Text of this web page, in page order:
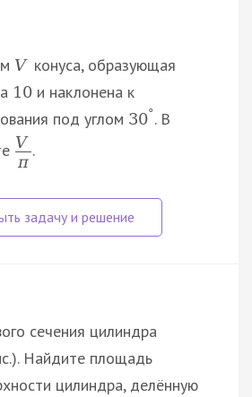
V конуса, образующая
10 и наклонена к
под углом 30°. В
V
π
.
сечения цилиндра
Найдите площадь
цилиндра, делённую